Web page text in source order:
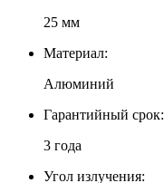
25 мм
Материал:
Алюминий
Гарантийный срок:
3 года
Угол излучения: